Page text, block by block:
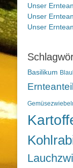
Unser
Unser
Unser
Basilikum
Ernteanteil